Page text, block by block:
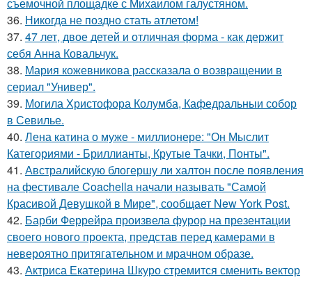
съемочной площадке с Михаилом галустяном.
36. Никогда не поздно стать атлетом!
37. 47 лет, двое детей и отличная форма - как держит
себя Анна Ковальчук.
38. Мария кожевникова рассказала о возвращении в
сериал "Универ".
39. Могила Христофора Колумба, Кафедральныи собор
в Севилье.
40. Лена катина о муже - миллионере: "Он Мыслит
Категориями - Бриллианты, Крутые Тачки, Понты".
41. Австралийскую блогершу ли халтон после появления
на фестивале Coachella начали называть "Самой
Красивой Девушкой в Мире", сообщает New York Post.
42. Барби Феррейра произвела фурор на презентации
своего нового проекта, представ перед камерами в
невероятно притягательном и мрачном образе.
43. Актриса Екатерина Шкуро стремится сменить вектор